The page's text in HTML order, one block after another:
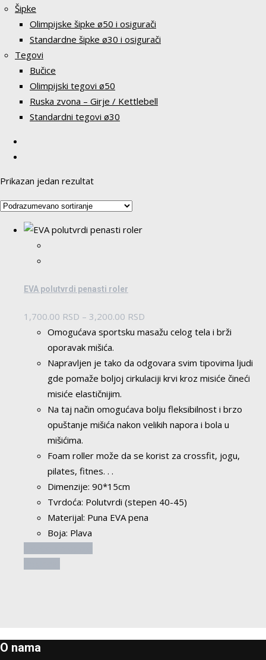
Šipke
Olimpijske šipke ø50 i osigurači
Standardne šipke ø30 i osigurači
Tegovi
Bučice
Olimpijski tegovi ø50
Ruska zvona – Girje / Kettlebell
Standardni tegovi ø30
Prikazan jedan rezultat
EVA polutvrdi penasti roler
1,700.00 RSD – 3,200.00 RSD
cena:
1,700.00 RSD
do
Omogućava sportsku masažu celog tela i brži
oporavak mišića.
Napravljen je tako da odgovara svim tipovima ljudi
gde pomaže boljoj cirkulaciji krvi kroz misiće čineći
misiće elastičnijim.
Na taj način omogućava bolju fleksibilnost i brzo
opuštanje mišića nakon velikih napora i bola u
mišićima.
Foam roller može da se korist za crossfit, jogu,
pilates, fitnes. . .
Dimenzije: 90*15cm
Tvrdoća: Polutvrdi (stepen 40-45)
Materijal: Puna EVA pena
Boja: Plava
mogu
O nama